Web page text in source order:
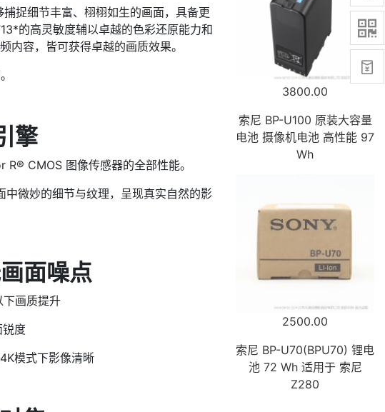


捉细节丰富、栩栩如生的画面，具备更
的高灵敏度辅以卓越的色彩还原能力和
内容，皆可获得卓越的画质效果。
擎
CMOS 图像传感器的全部性能。
微妙的细节与纹理，呈现真实自然的影
面噪点
画质提升
锐度
模式下影像清晰
3800.00
索尼 BP-U100 原装大容量
电池 摄像机电池 高性能 97
Wh
2500.00
索尼 BP-U70(BPU70) 锂电
池 72 Wh 适用于 索尼
Z280